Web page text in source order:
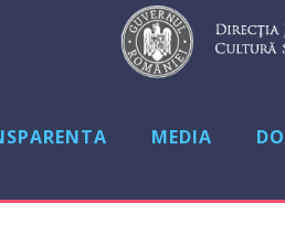
MEDIA